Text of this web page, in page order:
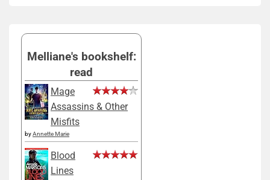
Melliane's bookshelf:
read
Mage
Assassins & Other
Misfits
byAnnette Marie
Blood
Lines